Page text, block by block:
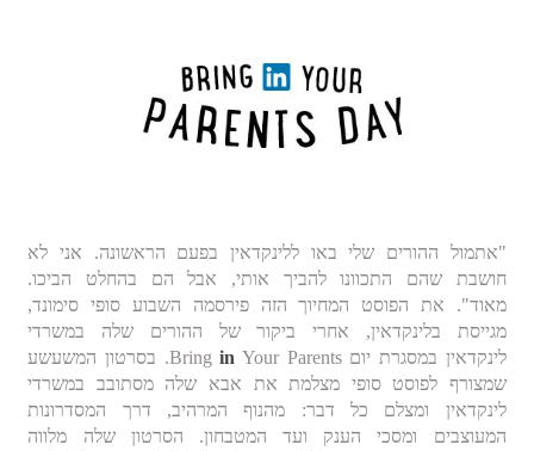
"אתמול ההורים שלי באו ללינקדאין בפעם הראשונה. אני לא
חושבת שהם התכוונו להביך אותי, אבל הם בהחלט הביכו.
מאוד". את הפוסט המחיוך הזה פירסמה השבוע סופי סימונד,
מגייסת בלינקדאין, אחרי ביקור של ההורים שלה במשרדי
לינקדאין במסגרת יום Bring
in
Your Parents. בסרטון המשעשע
שמצורף לפוסט סופי מצלמת את אבא שלה מסתובב במשרדי
לינקדאין ומצלם כל דבר: מהנוף המרהיב, דרך המסדרונות
המעוצבים ומסכי הענק ועד המטבחון. הסרטון שלה מלווה